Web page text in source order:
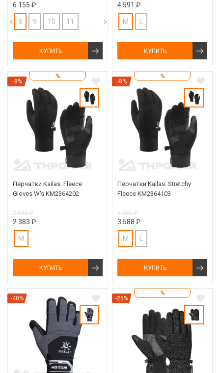
6 155 ₽
8 9 10 11
КУПИТЬ
4 591 ₽
M
КУПИТЬ
%
-8%
Перчатки Kailas: Fleece
Gloves W's KM2364202
2 590 ₽
2 383 ₽
M
КУПИТЬ
%
-8%
Перчатки Kailas: Stretchy
Fleece KM2364103
3 900 ₽
3 588 ₽
M
КУПИТЬ
-40%
%
-25%